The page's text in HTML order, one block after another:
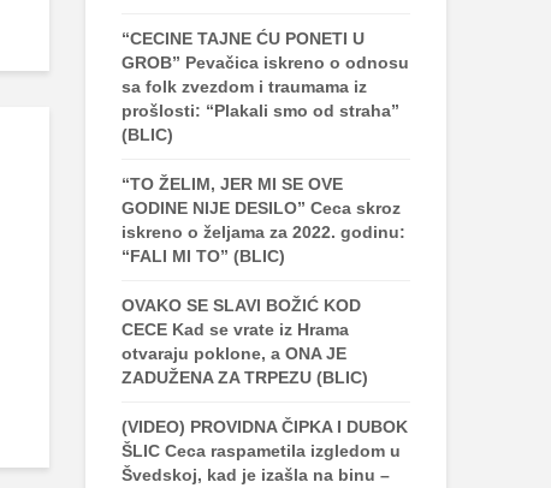
“CECINE TAJNE ĆU PONETI U
GROB” Pevačica iskreno o odnosu
sa folk zvezdom i traumama iz
prošlosti: “Plakali smo od straha”
(BLIC)
“TO ŽELIM, JER MI SE OVE
GODINE NIJE DESILO” Ceca skroz
iskreno o željama za 2022. godinu:
“FALI MI TO” (BLIC)
OVAKO SE SLAVI BOŽIĆ KOD
CECE Kad se vrate iz Hrama
otvaraju poklone, a ONA JE
ZADUŽENA ZA TRPEZU (BLIC)
(VIDEO) PROVIDNA ČIPKA I DUBOK
ŠLIC Ceca raspametila izgledom u
Švedskoj, kad je izašla na binu –